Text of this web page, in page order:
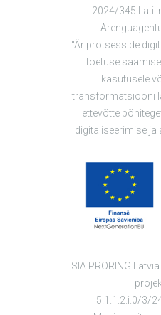
2024/345 Läti
"Äriprotsesside
toetuse
kasutusele
transformatsiooni
ettevõtte
digitaliseerimise ja
SIA PRORING
5.1.1.2.i.0/3/